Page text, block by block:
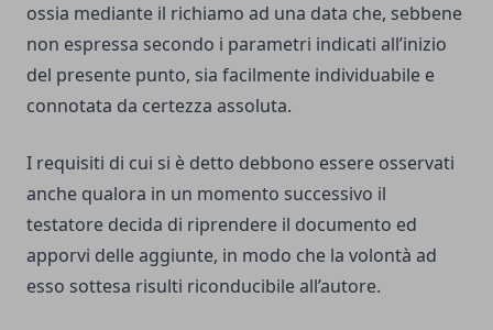
ossia mediante il richiamo ad una data che, sebbene
non espressa secondo i parametri indicati all’inizio
del presente punto, sia facilmente individuabile e
connotata da certezza assoluta.
I requisiti di cui si è detto debbono essere osservati
anche qualora in un momento successivo il
testatore decida di riprendere il documento ed
apporvi delle aggiunte, in modo che la volontà ad
esso sottesa risulti riconducibile all’autore.